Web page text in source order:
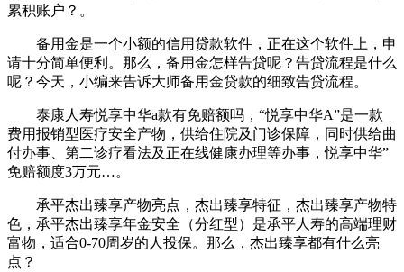
累积账户？。
备用金是一个小额的信用贷款软件，正在这个软件上，申
请十分简单便利。那么，备用金怎样告贷呢？告贷流程是什么
呢？今天，小编来告诉大师备用金贷款的细致告贷流程。
泰康人寿悦享中华a款有免赔额吗，“悦享中华A”是一款
费用报销型医疗安全产物，供给住院及门诊保障，同时供给曲
付办事、第二诊疗看法及正在线健康办理等办事，悦享中华”
免赔额度3万元…。
承平杰出臻享产物亮点，杰出臻享特征，杰出臻享产物特
色，承平杰出臻享年金安全（分红型）是承平人寿的高端理财
富物，适合0-70周岁的人投保。那么，杰出臻享都有什么亮
点？